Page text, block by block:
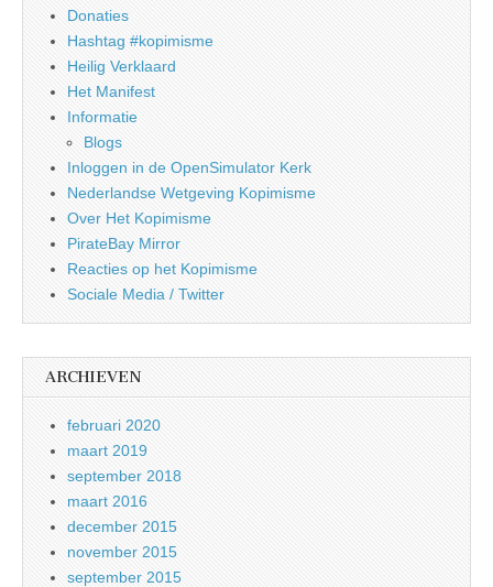
Donaties
Hashtag #kopimisme
Heilig Verklaard
Het Manifest
Informatie
Blogs
Inloggen in de OpenSimulator Kerk
Nederlandse Wetgeving Kopimisme
Over Het Kopimisme
PirateBay Mirror
Reacties op het Kopimisme
Sociale Media / Twitter
ARCHIEVEN
februari 2020
maart 2019
september 2018
maart 2016
december 2015
november 2015
september 2015